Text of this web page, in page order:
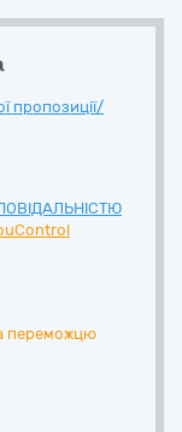
пропозиції/
переможцю